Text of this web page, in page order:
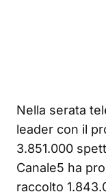
Nella serata
leader con il
3.851.000
Canale5 ha
raccolto